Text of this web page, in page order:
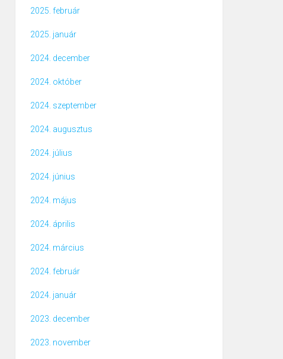
2025. február
2025. január
2024. december
2024. október
2024. szeptember
2024. augusztus
2024. július
2024. június
2024. május
2024. április
2024. március
2024. február
2024. január
2023. december
2023. november